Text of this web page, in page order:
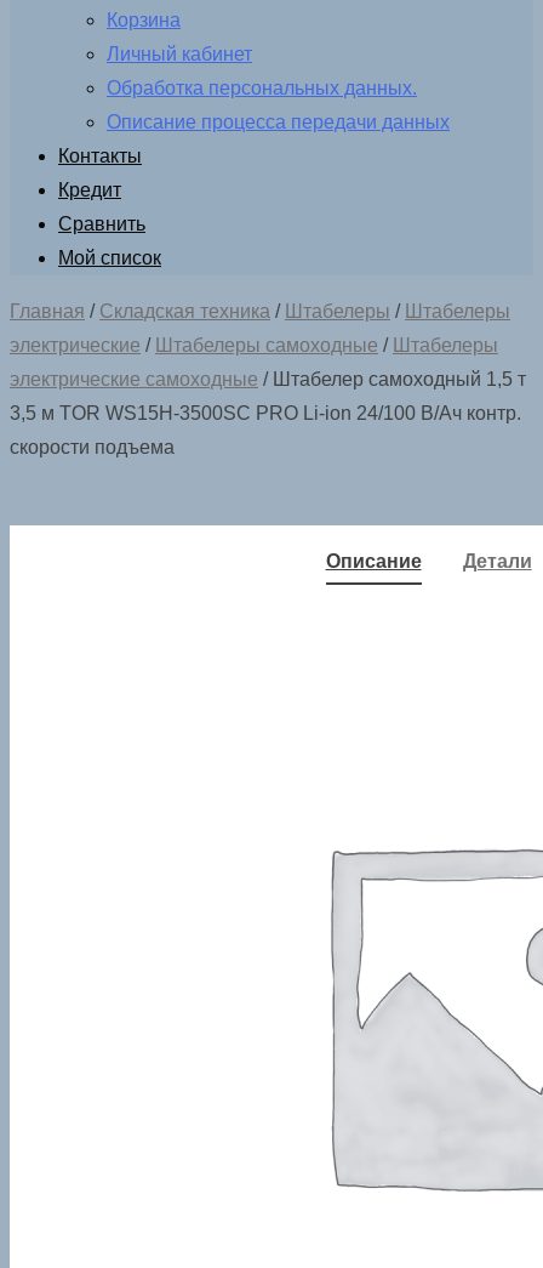
Корзина
Личный кабинет
Обработка персональных данных.
Описание процесса передачи данных
Контакты
Кредит
Сравнить
Мой список
Главная / Складская техника / Штабелеры /
Штабелеры
электрические / Штабелеры самоходные /
Штабелеры
электрические самоходные / Штабелер самоходный 1,5 т
3,5 м TOR WS15H-3500SC PRO Li-ion 24/100 В/Ач контр.
скорости подъема
Описание Детали
вобравшая в себя все
необходимые функции
для комфортной и
безопасной работы.
Функция SC (speed
control)
позволяет
спуска вил, помогая
точнее
позиционировать